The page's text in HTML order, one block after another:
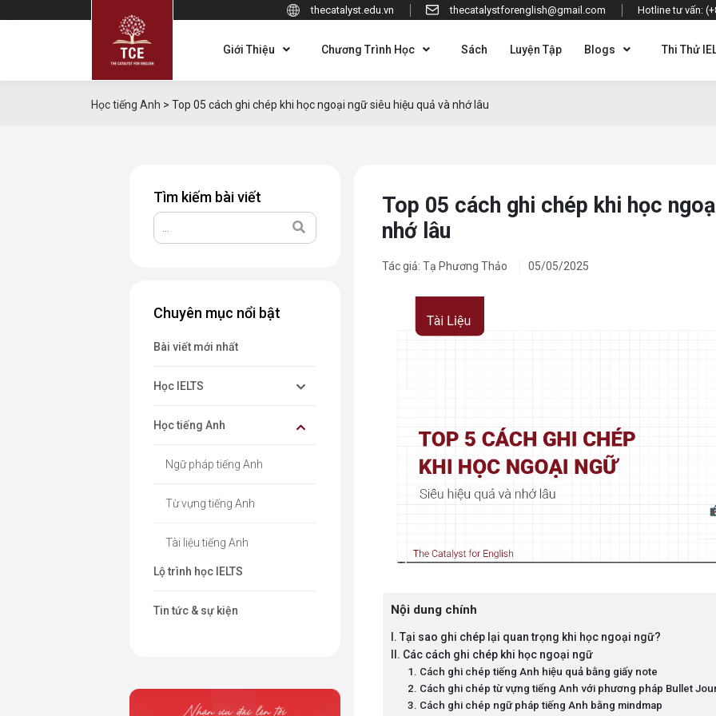
thecatalyst.edu.vn thecatalystforenglish@gmail.com Hotline tư vấn:
Giới Thiệu Chương Trình Học Sách Luyện Tập Blogs Thi Thử
Học tiếng Anh > Top 05 cách ghi chép khi học ngoại ngữ siêu hiệu quả và nhớ lâu
Tìm kiếm bài viết
Chuyên mục nổi bật
Bài viết mới nhất
Học IELTS
Học tiếng Anh
Ngữ pháp tiếng Anh
Từ vựng tiếng Anh
Tài liệu tiếng Anh
Lộ trình học IELTS
Tin tức & sự kiện
Top 05 cách ghi chép khi học
nhớ lâu
Tác giả: Tạ Phương Thảo 05/05/2025
Nội dung chính
I. Tại sao ghi chép lại quan trọng khi học ngoại ngữ?
II. Các cách ghi chép khi học ngoại ngữ
1. Cách ghi chép tiếng Anh hiệu quả bằng giấy note
2. Cách ghi chép từ vựng tiếng Anh với phương pháp Bullet
3. Cách ghi chép ngữ pháp tiếng Anh bằng mindmap